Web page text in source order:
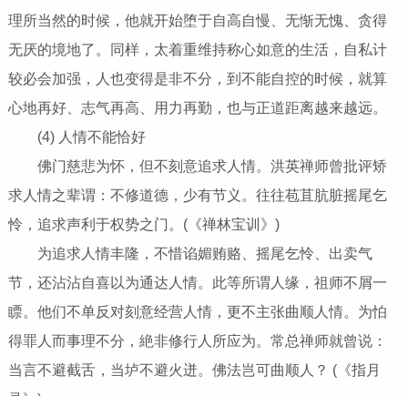
理所当然的时候，他就开始堕于自高自慢、无惭无愧、贪得
无厌的境地了。同样，太着重维持称心如意的生活，自私计
较必会加强，人也变得是非不分，到不能自控的时候，就算
心地再好、志气再高、用力再勤，也与正道距离越来越远。
(4) 人情不能恰好
佛门慈悲为怀，但不刻意追求人情。洪英禅师曾批评矫
求人情之辈谓：不修道德，少有节义。往往苞苴肮脏摇尾乞
怜，追求声利于权势之门。(《禅林宝训》)
为追求人情丰隆，不惜谄媚贿赂、摇尾乞怜、出卖气
节，还沾沾自喜以为通达人情。此等所谓人缘，祖师不屑一
瞟。他们不单反对刻意经营人情，更不主张曲顺人情。为怕
得罪人而事理不分，絶非修行人所应为。常总禅师就曾说：
当言不避截舌，当垆不避火迸。佛法岂可曲顺人？ (《指月